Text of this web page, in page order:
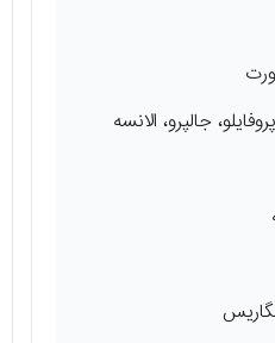
جالپرو، الانسه